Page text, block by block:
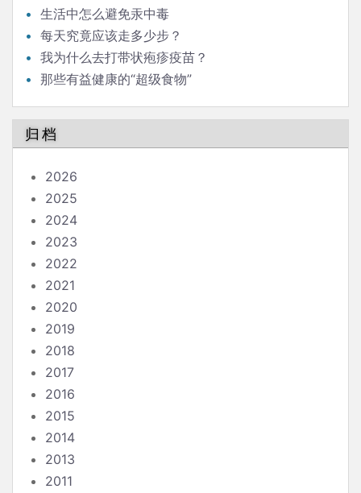
生活中怎么避免汞中毒
每天究竟应该走多少步？
我为什么去打带状疱疹疫苗？
那些有益健康的“超级食物”
归档
2026
2025
2024
2023
2022
2021
2020
2019
2018
2017
2016
2015
2014
2013
2011